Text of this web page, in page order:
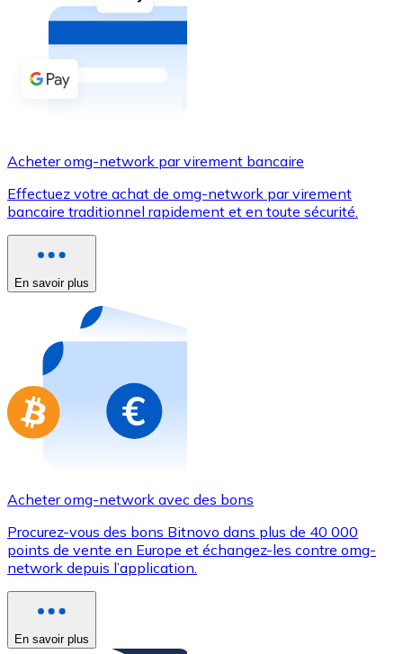
Achetez des cryptomonnaies en espèces et d'autres
Acheter avec espèces
Virement SEPA
Utilisez les cartes Visa et Mastercard pour acheter
Acheter avec carte
Nouveau
Achetez des cartes-cadeaux de vos marques
Aller à la boutique de cartes-cadeaux
Acheter omg-network par virement bancaire
Effectuez votre achat de omg-network par virement
bancaire traditionnel rapidement et en toute sécurité.
En savoir plus
Acheter omg-network avec des bons
Procurez-vous des bons Bitnovo dans plus de 40 000
points de vente en Europe et échangez-les contre omg-
network depuis l’application.
En savoir plus